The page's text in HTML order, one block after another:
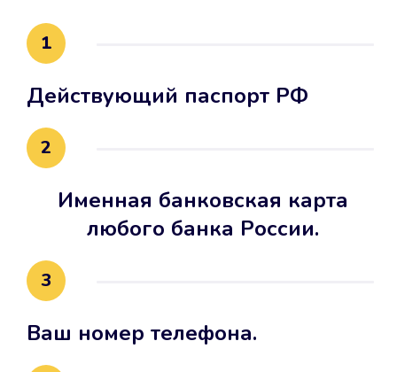
1
Действующий паспорт РФ
2
Именная банковская карта
любого банка России.
3
Ваш номер телефона.